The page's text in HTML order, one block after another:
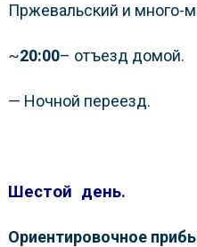
Пржевальский и много-
~20:00– отъезд домой.
— Ночной переезд.
Шестой день.
Ориентировочное